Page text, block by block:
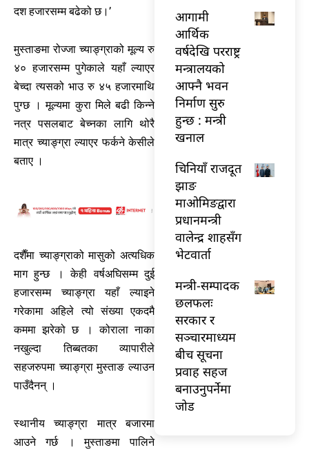
दश हजारसम्म बढेको छ।’
मुस्ताङमा रोज्जा च्याङ्ग्राको मूल्य रु
४० हजारसम्म पुगेकाले यहाँ ल्याएर
बेच्दा त्यसको भाउ रु ४५ हजारमाथि
पुग्छ । मूल्यमा कुरा मिले बढी किन्ने
नत्र पसलबाट बेच्नका लागि थोरै
मात्र च्याङ्ग्रा ल्याएर फर्कने केसीले
बताए ।
दशैँमा च्याङ्ग्राको मासुको अत्यधिक
माग हुन्छ । केही वर्षअघिसम्म दुई
हजारसम्म च्याङ्ग्रा यहाँ ल्याइने
गरेकामा अहिले त्यो संख्या एकदमै
कममा झरेको छ । कोराला नाका
नखुल्दा तिब्बतका व्यापारीले
सहजरुपमा च्याङ्ग्रा मुस्ताङ ल्याउन
पाउँदैनन् ।
स्थानीय च्याङ्ग्रा मात्र बजारमा
आउने गर्छ । मुस्ताङमा पालिने
आगामी
आर्थिक
वर्षदेखि परराष्ट्र
मन्त्रालयको
आफ्नै भवन
निर्माण सुरु
हुन्छ : मन्त्री
खनाल
चिनियाँ राजदूत
झाङ
माओमिङद्वारा
प्रधानमन्त्री
वालेन्द्र शाहसँग
भेटवार्ता
मन्त्री-सम्पादक
छलफलः
सरकार र
सञ्चारमाध्यम
बीच सूचना
प्रवाह सहज
बनाउनुपर्नेमा
जोड